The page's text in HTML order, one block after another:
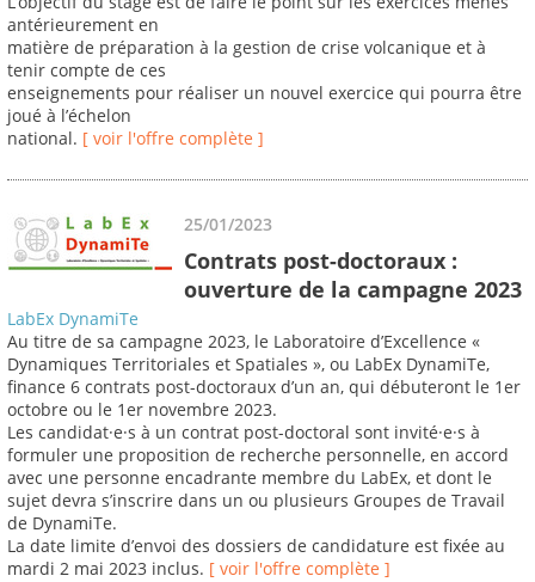
antérieurement en
matière de préparation à la gestion de crise volcanique et à
tenir compte de ces
enseignements pour réaliser un nouvel exercice qui pourra être
joué à l’échelon
national. [ voir l'offre complète ]
25/01/2023
Contrats post-doctoraux :
ouverture de la campagne 2023
LabEx DynamiTe
Au titre de sa campagne 2023, le Laboratoire d’Excellence «
Dynamiques Territoriales et Spatiales », ou LabEx DynamiTe,
finance 6 contrats post-doctoraux d’un an, qui débuteront le 1er
octobre ou le 1er novembre 2023.
Les candidat·e·s à un contrat post-doctoral sont invité·e·s à
formuler une proposition de recherche personnelle, en accord
avec une personne encadrante membre du LabEx, et dont le
sujet devra s’inscrire dans un ou plusieurs Groupes de Travail
de DynamiTe.
La date limite d’envoi des dossiers de candidature est fixée au
mardi 2 mai 2023 inclus. [ voir l'offre complète ]